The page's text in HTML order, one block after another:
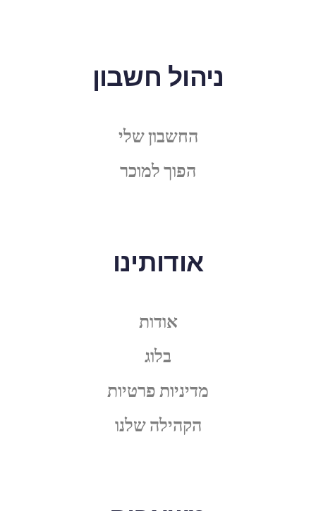
ניהול חשבון
החשבון שלי
הפוך למוכר
אודותינו
אודות
בלוג
מדיניות פרטיות
הקהילה שלנו